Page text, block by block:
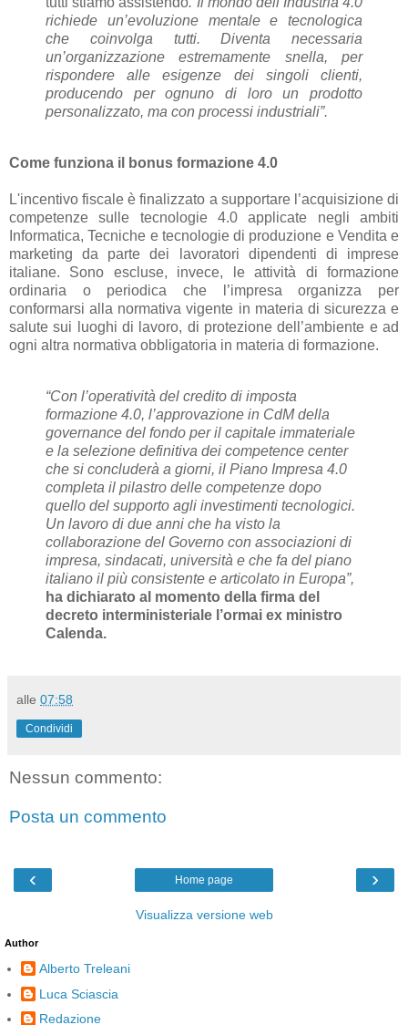
richiede un’evoluzione mentale e tecnologica
che coinvolga tutti. Diventa necessaria
un’organizzazione estremamente snella, per
rispondere alle esigenze dei singoli clienti,
producendo per ognuno di loro un prodotto
personalizzato, ma con processi industriali”.
Come funziona il bonus formazione 4.0
L'incentivo fiscale è finalizzato a supportare l’acquisizione di
competenze sulle tecnologie 4.0 applicate negli ambiti
Informatica, Tecniche e tecnologie di produzione e Vendita e
marketing da parte dei lavoratori dipendenti di imprese
italiane. Sono escluse, invece, le attività di formazione
ordinaria o periodica che l’impresa organizza per
conformarsi alla normativa vigente in materia di sicurezza e
salute sui luoghi di lavoro, di protezione dell’ambiente e ad
ogni altra normativa obbligatoria in materia di formazione.
“Con l’operatività del credito di imposta
formazione 4.0, l’approvazione in CdM della
governance del fondo per il capitale immateriale
e la selezione definitiva dei competence center
che si concluderà a giorni, il Piano Impresa 4.0
completa il pilastro delle competenze dopo
quello del supporto agli investimenti tecnologici.
Un lavoro di due anni che ha visto la
collaborazione del Governo con associazioni di
impresa, sindacati, università e che fa del piano
italiano il più consistente e articolato in Europa”,
ha dichiarato al momento della firma del
decreto interministeriale l’ormai ex ministro
Calenda.
alle 07:58
Condividi
Nessun commento:
Posta un commento
‹ ›
Home page
Visualizza versione web
Author
Alberto Treleani
Luca Sciascia
Redazione